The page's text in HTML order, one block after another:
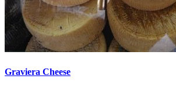
Graviera Cheese